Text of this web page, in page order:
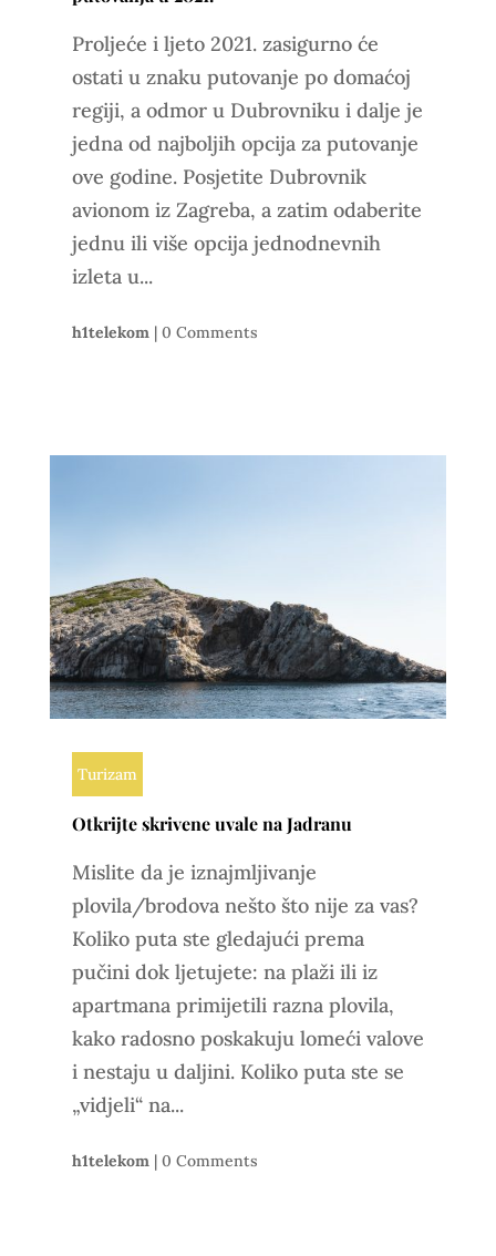
Proljeće i ljeto 2021. zasigurno će
ostati u znaku putovanje po domaćoj
regiji, a odmor u Dubrovniku i dalje je
jedna od najboljih opcija za putovanje
ove godine. Posjetite Dubrovnik
avionom iz Zagreba, a zatim odaberite
jednu ili više opcija jednodnevnih
izleta u...
h1telekom | 0 Comments
Turizam
Otkrijte skrivene uvale na Jadranu
Mislite da je iznajmljivanje
plovila/brodova nešto što nije za vas?
Koliko puta ste gledajući prema
pučini dok ljetujete: na plaži ili iz
apartmana primijetili razna plovila,
kako radosno poskakuju lomeći valove
i nestaju u daljini. Koliko puta ste se
„vidjeli“ na...
h1telekom| 0 Comments